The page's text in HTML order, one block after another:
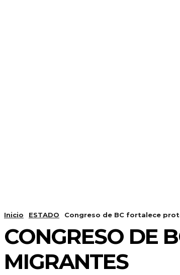
Inicio ESTADO Congreso de BC fortalece
CONGRESO DE
MIGRANTES